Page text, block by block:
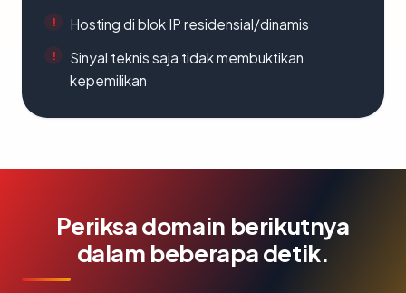
Hosting di blok IP residensial/dinamis
Sinyal teknis saja tidak membuktikan
kepemilikan
Periksa domain berikutnya
dalam beberapa detik.